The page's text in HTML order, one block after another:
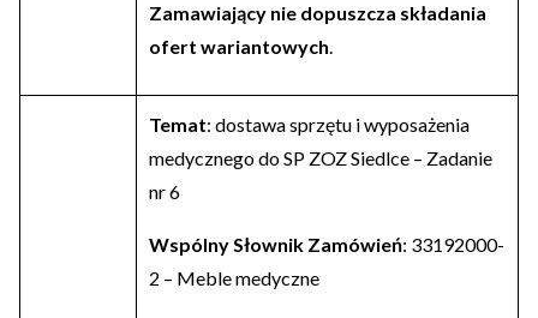
Zamawiający nie dopuszcza składania
ofert wariantowych.
Temat: dostawa sprzętu i wyposażenia
medycznego do SP ZOZ Siedlce – Zadanie
nr 6
Wspólny Słownik Zamówień: 33192000-
2 – Meble medyczne